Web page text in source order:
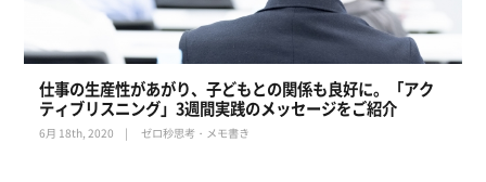
仕事の生産性があがり、子どもとの関係も良好に。「アク
ティブリスニング」3週間実践のメッセージをご紹介
6月 18th, 2020 ゼロ秒思考・メモ書き